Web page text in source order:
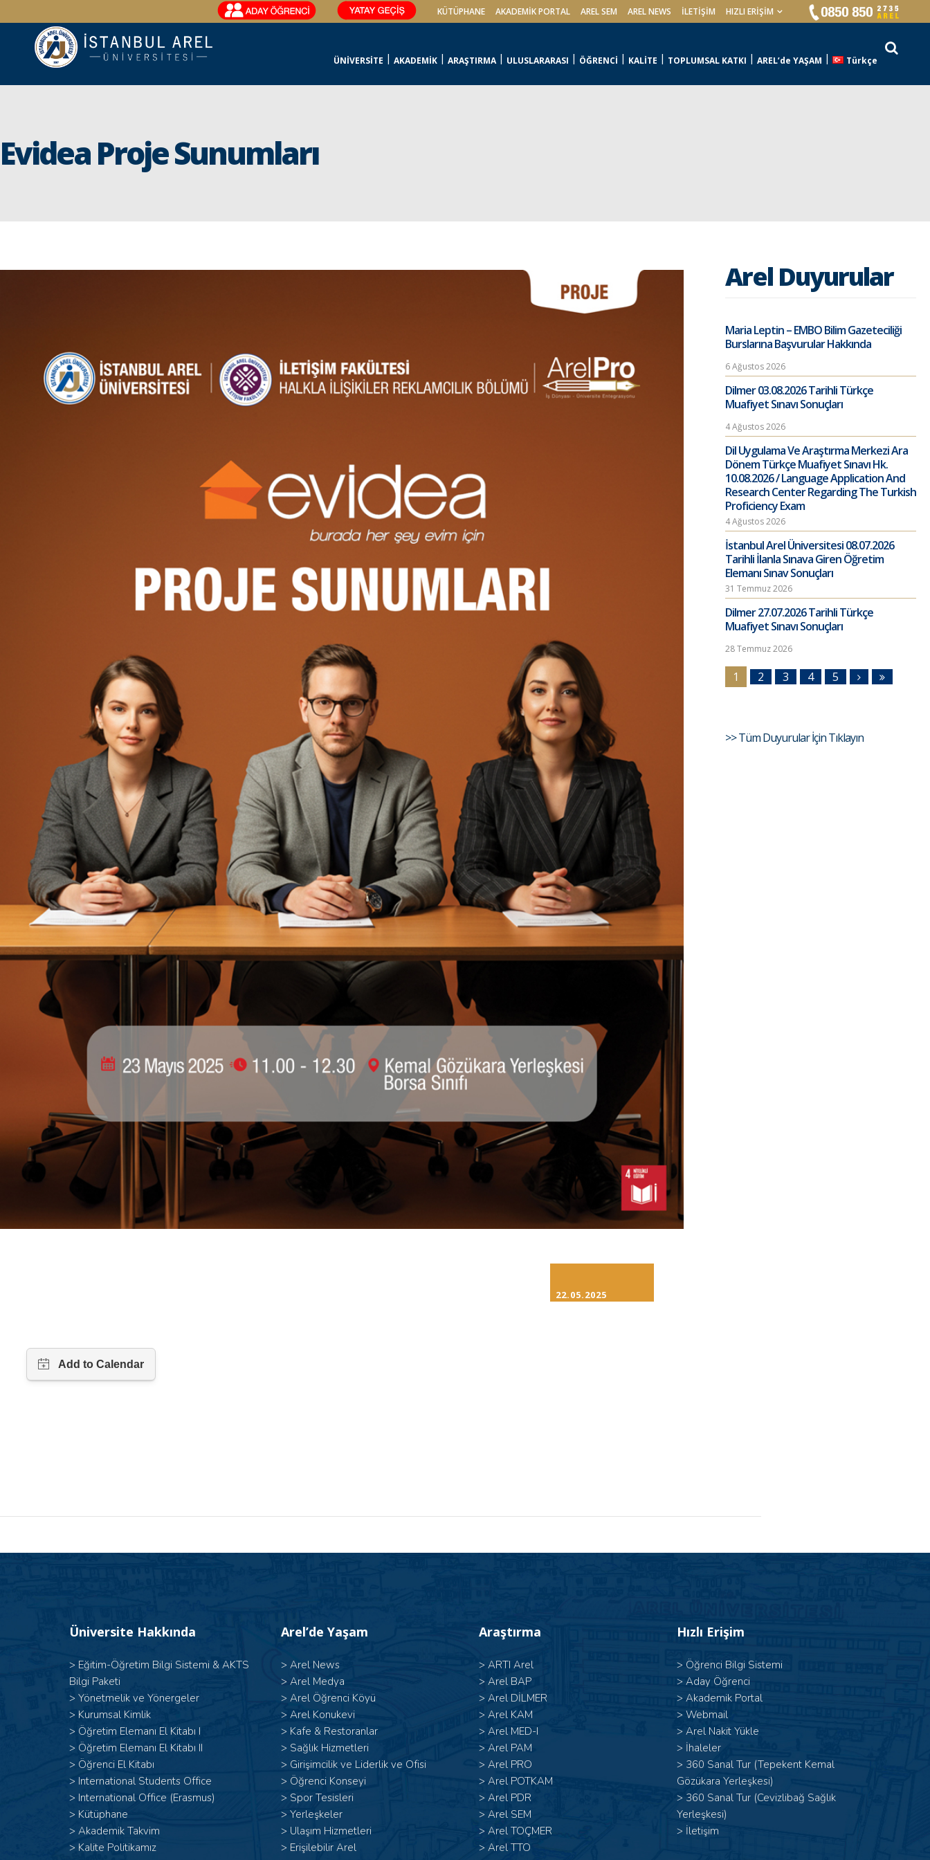
KÜTÜPHANE AKADEMİK PORTAL AREL SEM AREL NEWS İLETIŞIM HIZLI ERİŞİM
ÜNİVERSİTE AKADEMİK ARAŞTIRMA ULUSLARARASI ÖĞRENCİ KALİTE TOPLUMSAL KATKI AREL’de YAŞAM Türkçe
Evidea Proje Sunumları
22.05.2025
Arel Duyurular
Maria Leptin – EMBO Bilim Gazeteciliği
Burslarına Başvurular Hakkında
6 Ağustos 2026
Dilmer 03.08.2026 Tarihli Türkçe
Muafiyet Sınavı Sonuçları
4 Ağustos 2026
Dil Uygulama Ve Araştırma Merkezi Ara
Dönem Türkçe Muafiyet Sınavı Hk.
10.08.2026 / Language Application And
Research Center Regarding The Turkish
Proficiency Exam
4 Ağustos 2026
İstanbul Arel Üniversitesi 08.07.2026
Tarihli İlanla Sınava Giren Öğretim
Elemanı Sınav Sonuçları
31 Temmuz 2026
Dilmer 27.07.2026 Tarihli Türkçe
Muafiyet Sınavı Sonuçları
28 Temmuz 2026
1 2 3 4 5
>> Tüm Duyurular İçin Tıklayın
Üniversite Hakkında
> Eğitim-Öğretim Bilgi Sistemi & AKTS
Bilgi Paketi
> Yönetmelik ve Yönergeler
> Kurumsal Kimlik
> Öğretim Elemanı El Kitabı I
> Öğretim Elemanı El Kitabı II
> Öğrenci El Kitabı
> International Students Office
> International Office (Erasmus)
> Kütüphane
> Akademik Takvim
> Kalite Politikamız
Arel’de Yaşam
> Arel News
> Arel Medya
> Arel Öğrenci Köyü
> Arel Konukevi
> Kafe & Restoranlar
> Sağlık Hizmetleri
> Girişimcilik ve Liderlik ve Ofisi
> Öğrenci Konseyi
> Spor Tesisleri
> Yerleşkeler
> Ulaşım Hizmetleri
> Erişilebilir Arel
Araştırma
> ARTI Arel
> Arel BAP
> Arel DİLMER
> Arel KAM
> Arel MED-I
> Arel PAM
> Arel PRO
> Arel POTKAM
> Arel PDR
> Arel SEM
> Arel TOÇMER
> Arel TTO
Hızlı Erişim
> Öğrenci Bilgi Sistemi
> Aday Öğrenci
> Akademik Portal
> Webmail
> Arel Nakit Yükle
> İhaleler
> 360 Sanal Tur (Tepekent Kemal
Gözükara Yerleşkesi)
> 360 Sanal Tur (Cevizlibağ Sağlık
Yerleşkesi)
> İletişim